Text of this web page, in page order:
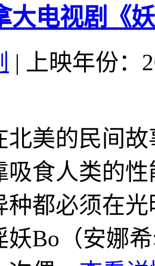
大电视剧《
|
上映年份：
民间故事
吸食人类
种都必须在
妖Bo（安娜